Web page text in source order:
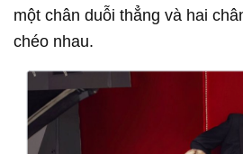
một chân duỗi thẳng và hai
chéo nhau.